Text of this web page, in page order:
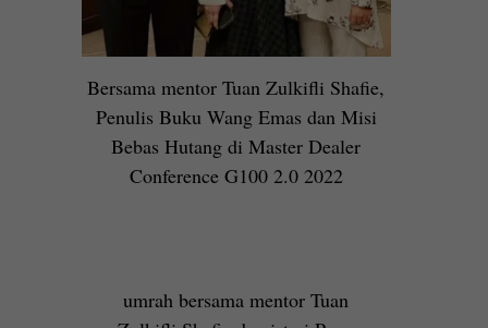
Bersama mentor Tuan Zulkifli Shafie,
Penulis Buku Wang Emas dan Misi
Bebas Hutang di Master Dealer
Conference G100 2.0 2022
umrah bersama mentor Tuan